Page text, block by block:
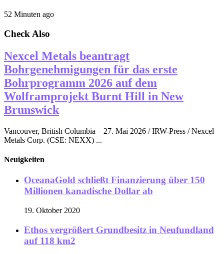
52 Minuten ago
Check Also
Nexcel Metals beantragt
Bohrgenehmigungen für das erste
Bohrprogramm 2026 auf dem
Wolframprojekt Burnt Hill in New
Brunswick
Vancouver, British Columbia – 27. Mai 2026 / IRW-Press / Nexcel
Metals Corp. (CSE: NEXX) ...
Neuigkeiten
OceanaGold schließt Finanzierung über 150
Millionen kanadische Dollar ab
19. Oktober 2020
Ethos vergrößert Grundbesitz in Neufundland
auf 118 km2